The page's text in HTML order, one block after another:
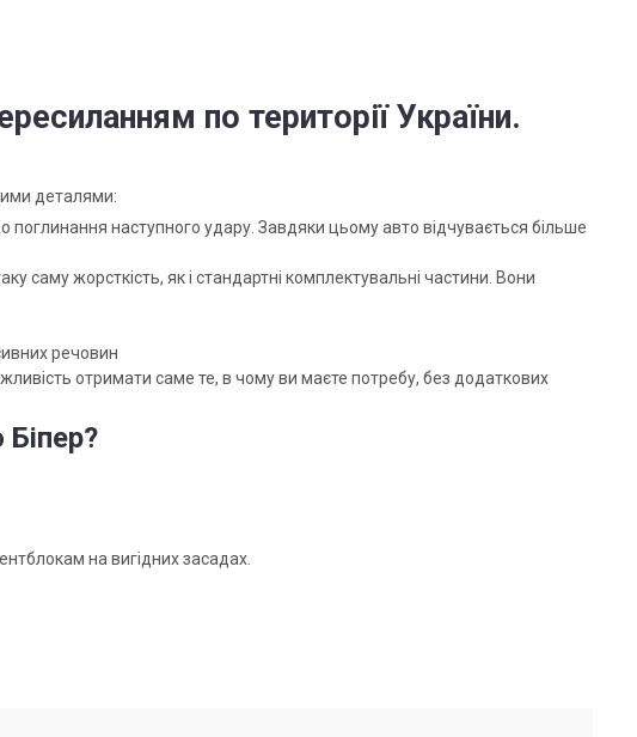
по території України.
деталями:
наступного удару. Завдяки цьому авто відчувається більше
саму жорсткість, як і стандартні комплектувальні частини. Вони
речовин
отримати саме те, в чому ви маєте потребу, без додаткових
на вигідних засадах.